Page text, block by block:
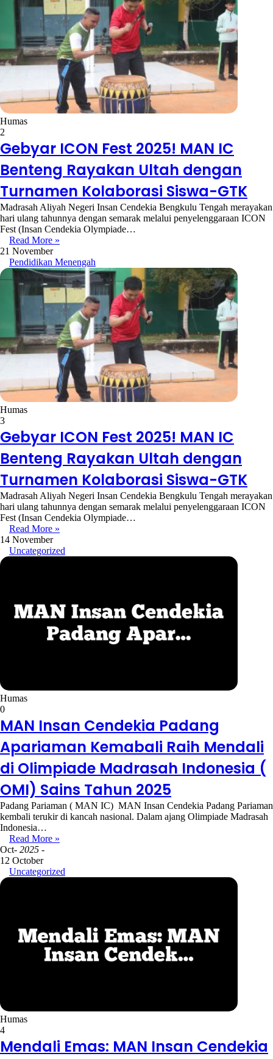
Humas
2
Gebyar ICON Fest 2025! MAN IC
Benteng Rayakan Ultah dengan
Turnamen Kolaborasi Siswa-GTK
Madrasah Aliyah Negeri Insan Cendekia Bengkulu Tengah merayakan
hari ulang tahunnya dengan semarak melalui penyelenggaraan ICON
Fest (Insan Cendekia Olympiade…
Read More »
21 November
Pendidikan Menengah
Humas
3
Gebyar ICON Fest 2025! MAN IC
Benteng Rayakan Ultah dengan
Turnamen Kolaborasi Siswa-GTK
Madrasah Aliyah Negeri Insan Cendekia Bengkulu Tengah merayakan
hari ulang tahunnya dengan semarak melalui penyelenggaraan ICON
Fest (Insan Cendekia Olympiade…
Read More »
14 November
Uncategorized
Humas
0
MAN Insan Cendekia Padang
Apariaman Kemabali Raih Mendali
di Olimpiade Madrasah Indonesia (
OMI) Sains Tahun 2025
Padang Pariaman ( MAN IC) MAN Insan Cendekia Padang Pariaman
kembali terukir di kancah nasional. Dalam ajang Olimpiade Madrasah
Indonesia…
Read More »
Oct- 2025 -
12 October
Uncategorized
Humas
4
Mendali Emas: MAN Insan Cendekia